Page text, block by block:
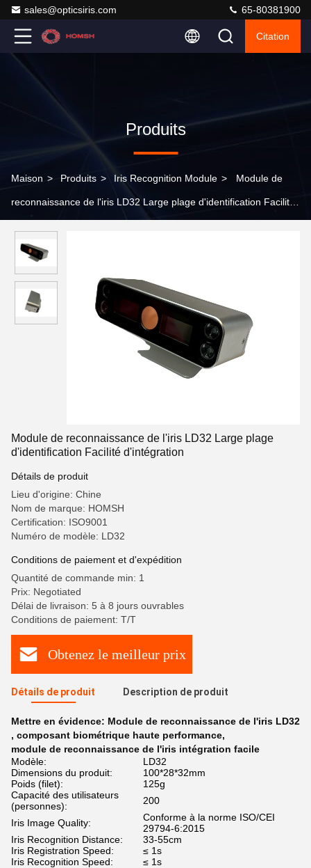
sales@opticsiris.com 65-80381900
Citation
Produits
Maison > Produits > Iris Recognition Module > Module de
reconnaissance de l'iris LD32 Large plage d'identification Facilité
Module de reconnaissance de l'iris LD32 Large plage
d'identification Facilité d'intégration
Détails de produit
Lieu d'origine: Chine
Nom de marque: HOMSH
Certification: ISO9001
Numéro de modèle: LD32
Conditions de paiement et d'expédition
Quantité de commande min: 1
Prix: Negotiated
Délai de livraison: 5 à 8 jours ouvrables
Conditions de paiement: T/T
Obtenez le meilleur prix
Détails de produit Description de produit
Mettre en évidence: Module de reconnaissance de l'iris LD32
, composant biométrique haute performance,
module de reconnaissance de l'iris intégration facile
Modèle:
LD32
Dimensions du produit:
100*28*32mm
Poids (filet):
125g
Capacité des utilisateurs
(personnes):
200
Iris Image Quality:
Conforme à la norme ISO/CEI
29794-6:2015
Iris Recognition Distance:
33-55cm
Iris Registration Speed:
≤ 1s
Iris Recognition Speed:
≤ 1s